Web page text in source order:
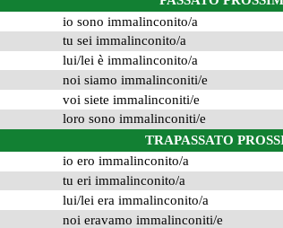
io sono immalinconito/a
tu sei immalinconito/a
lui/lei è immalinconito/a
noi siamo immalinconiti/e
voi siete immalinconiti/e
loro sono immalinconiti/e
TRAPASSATO
io ero immalinconito/a
tu eri immalinconito/a
lui/lei era immalinconito/a
noi eravamo immalinconiti/e